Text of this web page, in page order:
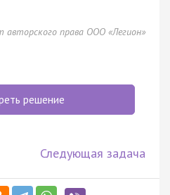
авторского права ООО «Легион»
решение
Следующая задача